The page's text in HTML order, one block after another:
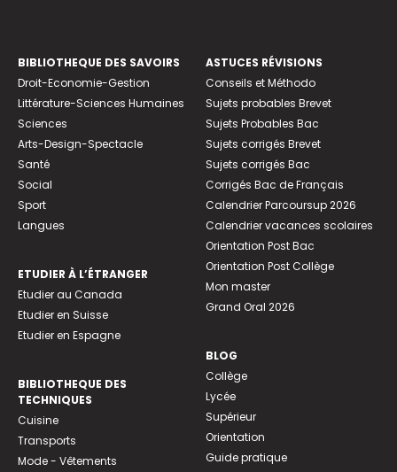
BIBLIOTHEQUE DES SAVOIRS
Droit-Economie-Gestion
Littérature-Sciences Humaines
Sciences
Arts-Design-Spectacle
Santé
Social
Sport
Langues
ETUDIER À L’ÉTRANGER
Etudier au Canada
Etudier en Suisse
Etudier en Espagne
BIBLIOTHEQUE DES
TECHNIQUES
Cuisine
Transports
Mode - Vêtements
ASTUCES RÉVISIONS
Conseils et Méthodo
Sujets probables Brevet
Sujets Probables Bac
Sujets corrigés Brevet
Sujets corrigés Bac
Corrigés Bac de Français
Calendrier Parcoursup 2026
Calendrier vacances scolaires
Orientation Post Bac
Orientation Post Collège
Mon master
Grand Oral 2026
BLOG
Collège
Lycée
Supérieur
Orientation
Guide pratique